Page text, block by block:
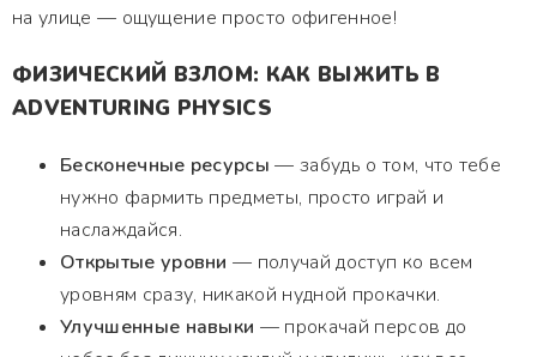
на улице — ощущение просто офигенное!
ФИЗИЧЕСКИЙ ВЗЛОМ: КАК ВЫЖИТЬ В
ADVENTURING PHYSICS
Бесконечные ресурсы — забудь о том, что тебе
нужно фармить предметы, просто играй и
наслаждайся.
Открытые уровни — получай доступ ко всем
уровням сразу, никакой нудной прокачки.
Улучшенные навыки — прокачай персов до